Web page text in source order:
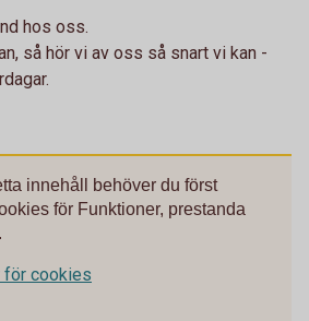
hos oss.
så hör vi av oss så snart vi kan -
innehåll behöver du först
för Funktioner, prestanda
för cookies